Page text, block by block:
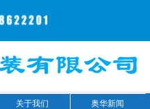
关于我们 奥华新闻